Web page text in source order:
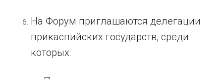
На Форум приглашаются делегации
прикаспийских государств, среди
которых: